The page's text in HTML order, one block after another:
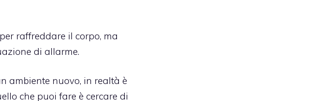
raffreddare il corpo, ma
di allarme.
ambiente nuovo, in realtà è
che puoi fare è cercare di